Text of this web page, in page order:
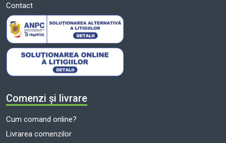
Contact
Comenzi și livrare
Cum comand online?
Livrarea comenzilor